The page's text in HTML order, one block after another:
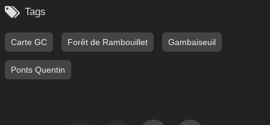
 Tags
Carte GC Forêt de Rambouillet Gambaiseuil
Ponts Quentin